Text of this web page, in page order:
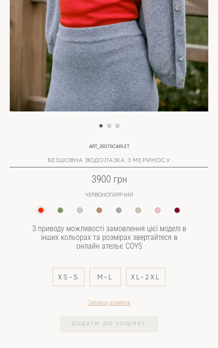
ART_2507SCARLET
БЕЗШОВНА ВОДОЛАЗКА З МЕРИНОСУ
3900 грн
ЧЕРВОНОГАРЯЧИЙ
З приводу можливості замовлення цієї моделі в
інших кольорах та розмірах звертайтеся в
онлайн ательє COYS
XS-S M-L XL-2XL
Таблиця розмірів
ДОДАТИ ДО КОШИКУ